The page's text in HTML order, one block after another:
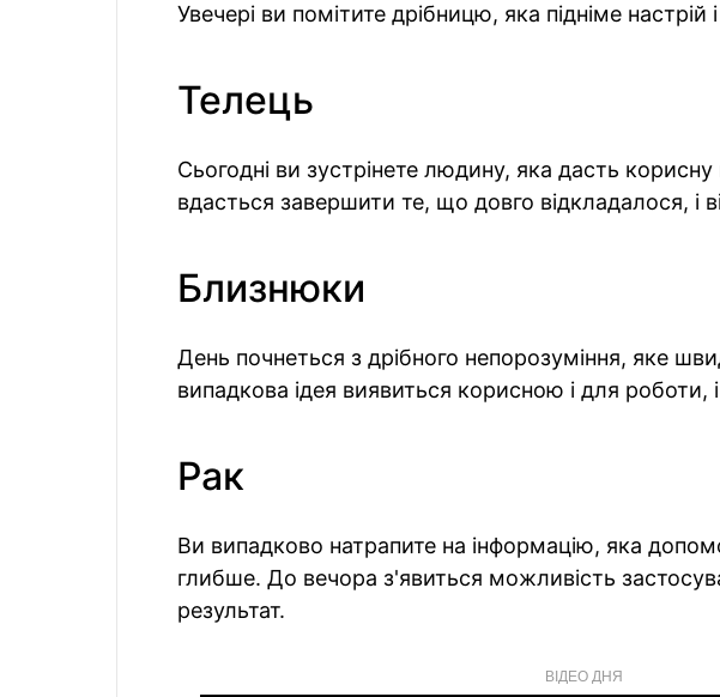
Увечері ви помітите дрібницю, яка підніме настрій
Телець
Сьогодні ви зустрінете людину, яка дасть корисну
вдасться завершити те, що довго відкладалося, і
Близнюки
День почнеться з дрібного непорозуміння, яке
випадкова ідея виявиться корисною і для роботи,
Рак
Ви випадково натрапите на інформацію, яка
глибше. До вечора з'явиться можливість
результат.
ВІДЕО ДНЯ